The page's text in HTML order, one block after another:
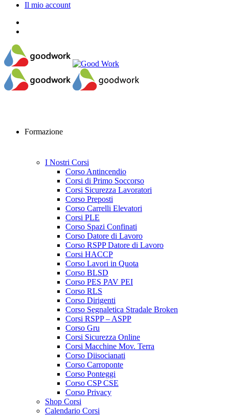
Il mio account
Formazione
I Nostri Corsi
Corso Antincendio
Corsi di Primo Soccorso
Corsi Sicurezza Lavoratori
Corso Preposti
Corso Carrelli Elevatori
Corsi PLE
Corso Spazi Confinati
Corso Datore di Lavoro
Corso RSPP Datore di Lavoro
Corsi HACCP
Corso Lavori in Quota
Corso BLSD
Corso PES PAV PEI
Corso RLS
Corso Dirigenti
Corso Segnaletica Stradale Broken
Corsi RSPP – ASPP
Corso Gru
Corsi Sicurezza Online
Corsi Macchine Mov. Terra
Corso Diisocianati
Corso Carroponte
Corso Ponteggi
Corso CSP CSE
Corso Privacy
Shop Corsi
Calendario Corsi